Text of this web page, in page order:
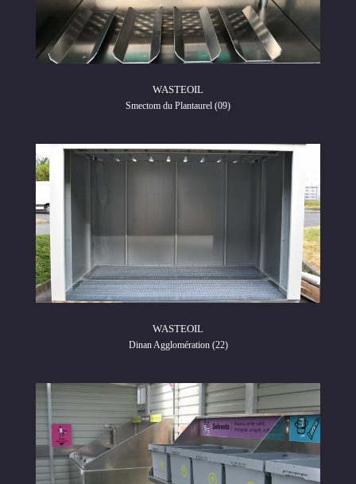
WASTEOIL
Smectom du Plantaurel (09)
WASTEOIL
Dinan Agglomération (22)